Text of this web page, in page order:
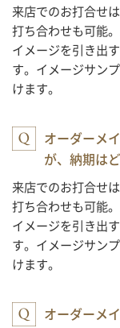
来店でのお打合せ
打ち合わせも可能
イメージを引き出
す。イメージサン
けます。
オーダーメ
が、納期は
来店でのお打合せ
打ち合わせも可能
イメージを引き出
す。イメージサン
けます。
オーダーメ